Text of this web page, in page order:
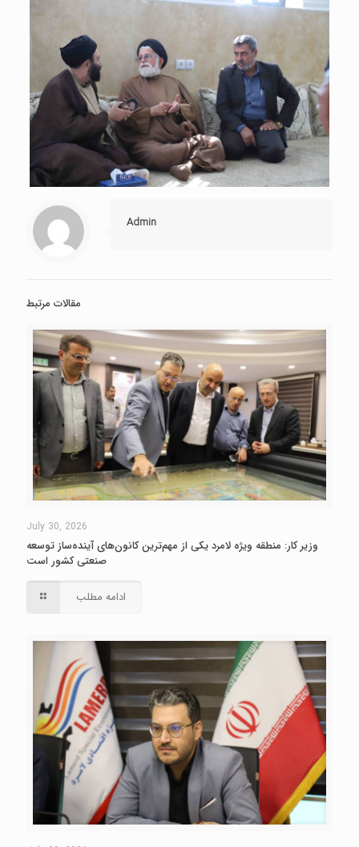
Admin
مقالات مرتبط
July 30, 2026
وزیر کار: منطقه ویژه لامرد یکی از مهم‌ترین کانون‌های آینده‌ساز توسعه
صنعتی کشور است
ادامه مطلب